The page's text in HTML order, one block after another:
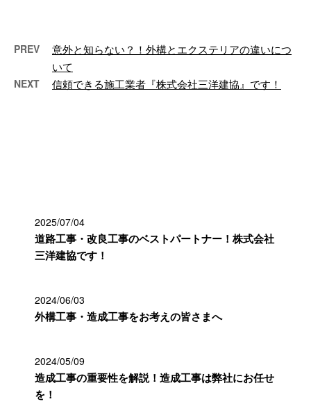
PREV
意外と知らない？！外構とエクステリアの違いにつ
いて
NEXT 信頼できる施工業者『株式会社三洋建協』です！
2025/07/04
道路工事・改良工事のベストパートナー！株式会社
三洋建協です！
2024/06/03
外構工事・造成工事をお考えの皆さまへ
2024/05/09
造成工事の重要性を解説！造成工事は弊社にお任せ
を！